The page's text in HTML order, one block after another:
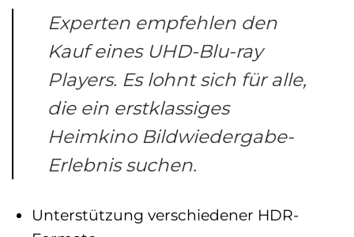
Experten empfehlen den
Kauf eines UHD-Blu-ray
Players. Es lohnt sich für alle,
die ein erstklassiges
Heimkino Bildwiedergabe-
Erlebnis suchen.
Unterstützung verschiedener HDR-